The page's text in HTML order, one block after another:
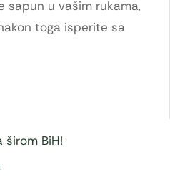
sapun u vašim rukama,
toga isperite sa
BiH!